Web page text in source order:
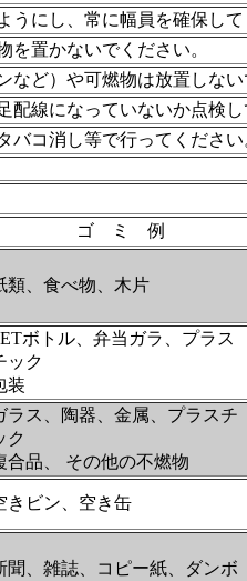
うにし、常に幅員を確保し
を置かないでください。
など）や可燃物は放置しな
配線になっていないか点検
バコ消し等で行ってくださ
ゴ ミ 例
類、食べ物、木片
ボトル、弁当ガラ、プラス
ック
装
ラス、陶器、金属、プラスチ
ク
合品、 その他の不燃物
きビン、空き缶
聞、雑誌、コピー紙、ダンボ